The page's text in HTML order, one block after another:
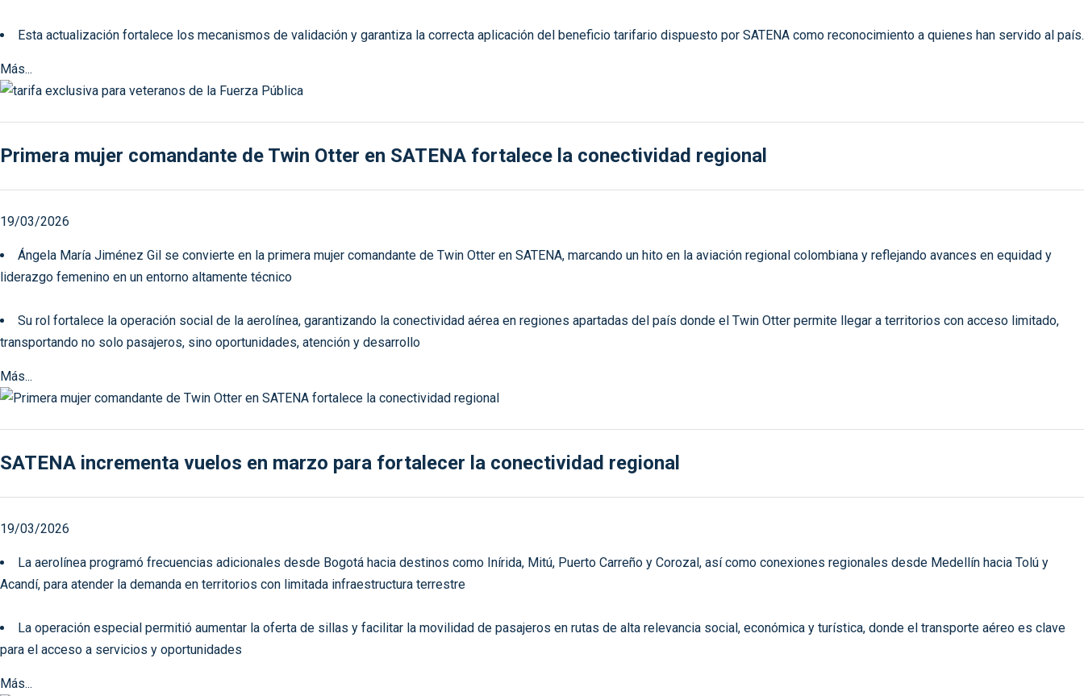
Esta actualización fortalece los mecanismos de validación y garantiza la correcta aplicación del beneficio tarifario dispuesto por SATENA como reconocimiento a quienes han servido al país.
Más...
Primera mujer comandante de Twin Otter en SATENA fortalece la conectividad regional
19/03/2026
Ángela María Jiménez Gil se convierte en la primera mujer comandante de Twin Otter en SATENA, marcando un hito en la aviación regional colombiana y reflejando avances en equidad y
liderazgo femenino en un entorno altamente técnico
Su rol fortalece la operación social de la aerolínea, garantizando la conectividad aérea en regiones apartadas del país donde el Twin Otter permite llegar a territorios con acceso limitado,
transportando no solo pasajeros, sino oportunidades, atención y desarrollo
Más...
SATENA incrementa vuelos en marzo para fortalecer la conectividad regional
19/03/2026
La aerolínea programó frecuencias adicionales desde Bogotá hacia destinos como Inírida, Mitú, Puerto Carreño y Corozal, así como conexiones regionales desde Medellín hacia Tolú y
Acandí, para atender la demanda en territorios con limitada infraestructura terrestre
La operación especial permitió aumentar la oferta de sillas y facilitar la movilidad de pasajeros en rutas de alta relevancia social, económica y turística, donde el transporte aéreo es clave
para el acceso a servicios y oportunidades
Más...